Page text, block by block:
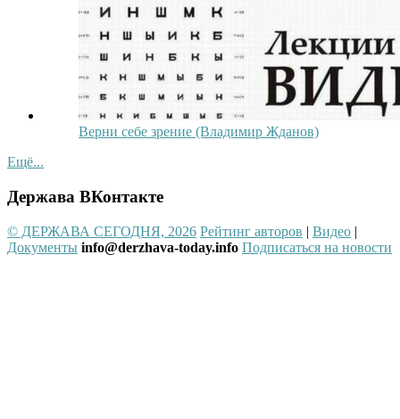
Верни себе зрение (Владимир Жданов)
Ещё...
Держава ВКонтакте
© ДЕРЖАВА СЕГОДНЯ, 2026 Рейтинг авторов | Видео |
Документы info@derzhava-today.info Подписаться на новости